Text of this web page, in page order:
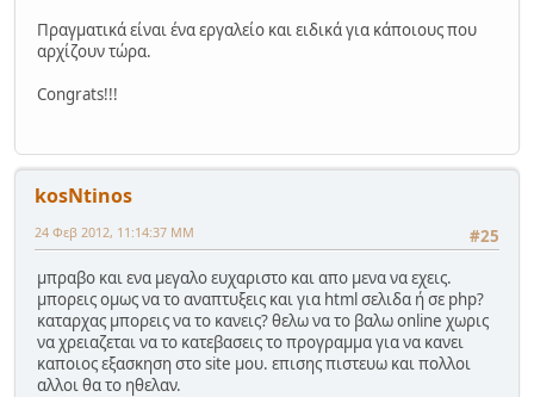
Πραγματικά είναι ένα εργαλείο και ειδικά για κάποιους που
αρχίζουν τώρα.
Congrats!!!
kosNtinos
#25
24 Φεβ 2012, 11:14:37 ΜΜ
μπραβο και ενα μεγαλο ευχαριστο και απο μενα να εχεις.
μπορεις ομως να το αναπτυξεις και για html σελιδα ή σε php?
καταρχας μπορεις να το κανεις? θελω να το βαλω online χωρις
να χρειαζεται να το κατεβασεις το προγραμμα για να κανει
καποιος εξασκηση στο site μου. επισης πιστευω και πολλοι
αλλοι θα το ηθελαν.